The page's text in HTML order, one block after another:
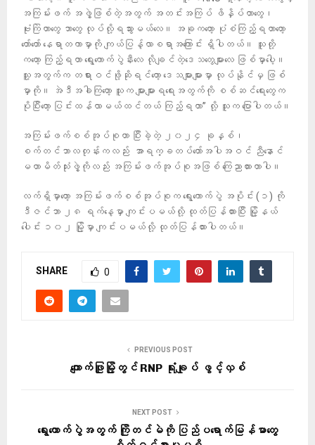
အကြမ်းဖက် အဖွဲ့ဖြစ်တဲ့အတွက် အတင်းအကြပ် ဖိနှိပ်တာတွေ၊
ဗုံးကြဲတာတွေ ဘာတွေ လုပ်လို့ရသွားမယ်လေ။ အခုကတော့ ပုံစံကြည့်ရတာတော့
တော်တော် နေရာတကာမှာကို ကျယ်ပြန့်လာစရာအကြောင်း ရှိပါတယ်။ သူတို့
ကတော့ ကြည့်ရတာ ရွေးကောက်ပွဲနီးလေ လိုချင်တဲ့ဒေသတွေများလေ ဖြစ်မှာပေါ့။
သူ့အတွက်က တရားဝင်ဖို့ဆိုရင်တော့ ဒေသများများမှာ လုပ်နိုင်မှ ဖြစ်
မှာကို။ အဲဒီအခါကြတော့ သူက များများရရေးအတွက်ကို စစ်ဆင်ရေးတွေက
ပိုပြီးတော့ ပြင်းထန်လာမယ်ထင်တယ် ကြည့်ရတာ” လို့ သူက‌ ပြောပါတယ်။
အကြမ်းဖက်စစ်အုပ်စုဟာ ပြီးခဲ့တဲ့ ၂၀၂၄ ခုနှစ်၊
စက်တင်ဘာလတုန်းကလည်း အာရက္ခတပ်တော်အပါအဝင် ညီနောင်
မဟာမိတ်သုံးဖွဲ့ကိုလည်း အကြမ်းဖက်အုပ်စုအဖြစ် ကြေညာထားတာပါ။
လက်ရှိမှာတော့ အကြမ်းဖက်စစ်အုပ်စုက ရွေးကောက်ပွဲ အပိုင်း (၁) ကို
ဒီဇင်ဘာ ၂၈ ရက်နေ့မှာ ကျင်းပမယ်လို့ ထုတ်ပြန်ထားပြီး မြို့နယ်
ပေါင်း ၁၀၂ မြို့မှာ ကျင်းပမယ်လို့ ထုတ်ပြန်ထားပါတယ်။
SHARE 0
PREVIOUS POST
ကျောက်ဖြူမြို့တွင် RNP ရုံးချုပ် ဖွင့်လှစ်
NEXT POST
ရွေးကောက်ပွဲအတွက် ကြိုတင်မဲကို ပြည်ပရောက်မြန်မာတွေ